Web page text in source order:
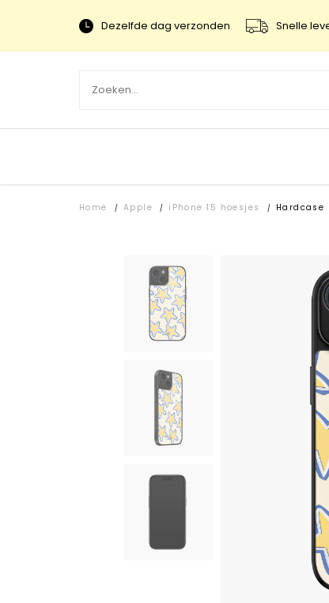
Dezelfde dag verzonden Snelle
Home / Apple / iPhone 15 hoesjes / Hardcase